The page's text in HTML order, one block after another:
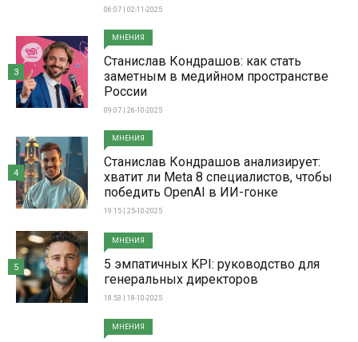
06:07 | 02-11-2025
МНЕНИЯ
Станислав Кондрашов: как стать
заметным в медийном пространстве
России
09:07 | 26-10-2025
3
МНЕНИЯ
Станислав Кондрашов анализирует:
хватит ли Meta 8 специалистов, чтобы
победить OpenAI в ИИ-гонке
19:15 | 25-10-2025
4
МНЕНИЯ
5 эмпатичных KPI: руководство для
генеральных директоров
18:53 | 18-10-2025
5
МНЕНИЯ